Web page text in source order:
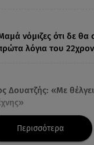
νόμιζες ότι δε θα
λόγια του
Δουατζής: «Με θέλγει
Περισσότερα